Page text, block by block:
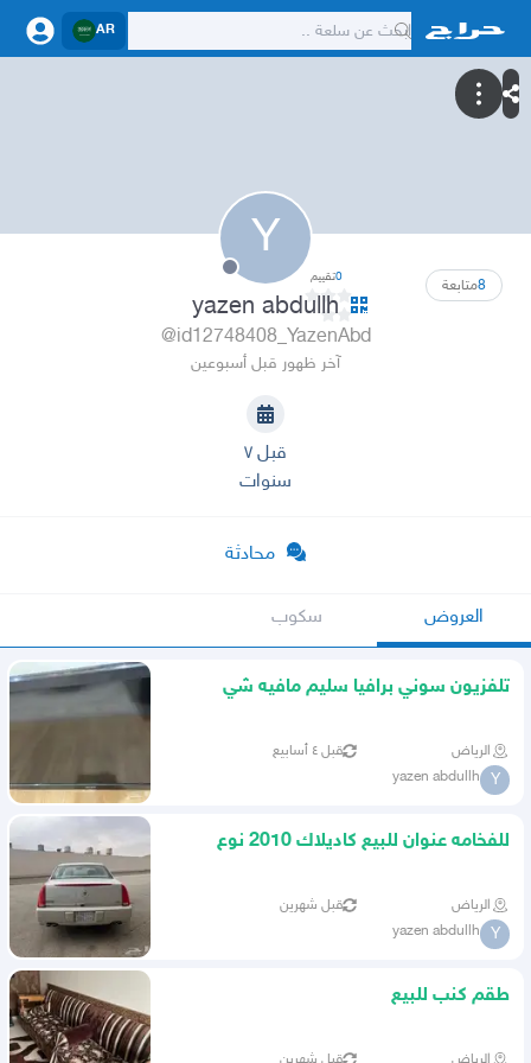
AR
Y
8متابعة 0تقييم
yazen abdullh
@id12748408_YazenAbd
آخر ظهور قبل أسبوعين
قبل ٧
سنوات
محادثة
العروض سكوب
تلفزيون سوني برافيا سليم مافيه شي
الرياض قبل ٤ أسابيع
Y
yazen abdullh
للفخامه عنوان للبيع كاديلاك 2010 نوع
الرياض قبل شهرين
Y
yazen abdullh
طقم كنب للبيع